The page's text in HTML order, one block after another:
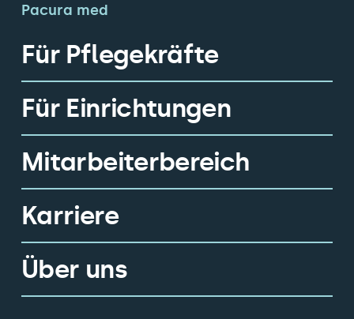
Pacura med
Für Pflegekräfte
Für Einrichtungen
Mitarbeiterbereich
Karriere
Über uns